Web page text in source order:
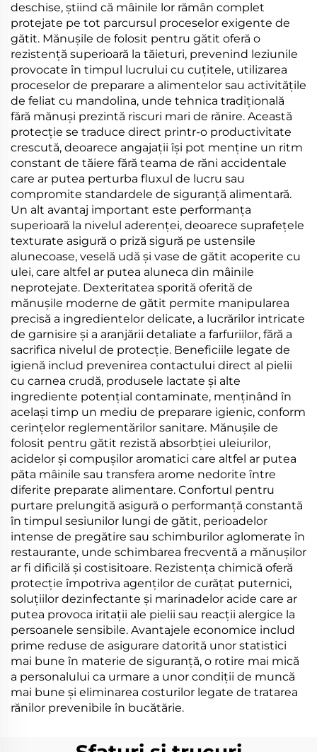
deschise, știind că mâinile lor rămân complet
protejate pe tot parcursul proceselor exigente de
gătit. Mănușile de folosit pentru gătit oferă o
rezistență superioară la tăieturi, prevenind leziunile
provocate în timpul lucrului cu cuțitele, utilizarea
proceselor de preparare a alimentelor sau activitățile
de feliat cu mandolina, unde tehnica tradițională
fără mănuși prezintă riscuri mari de rănire. Această
protecție se traduce direct printr-o productivitate
crescută, deoarece angajații își pot menține un ritm
constant de tăiere fără teama de răni accidentale
care ar putea perturba fluxul de lucru sau
compromite standardele de siguranță alimentară.
Un alt avantaj important este performanța
superioară la nivelul aderenței, deoarece suprafețele
texturate asigură o priză sigură pe ustensile
alunecoase, veselă udă și vase de gătit acoperite cu
ulei, care altfel ar putea aluneca din mâinile
neprotejate. Dexteritatea sporită oferită de
mănușile moderne de gătit permite manipularea
precisă a ingredientelor delicate, a lucrărilor intricate
de garnisire și a aranjării detaliate a farfuriilor, fără a
sacrifica nivelul de protecție. Beneficiile legate de
igienă includ prevenirea contactului direct al pielii
cu carnea crudă, produsele lactate și alte
ingrediente potențial contaminate, menținând în
același timp un mediu de preparare igienic, conform
cerințelor reglementărilor sanitare. Mănușile de
folosit pentru gătit rezistă absorbției uleiurilor,
acidelor și compușilor aromatici care altfel ar putea
păta mâinile sau transfera arome nedorite între
diferite preparate alimentare. Confortul pentru
purtare prelungită asigură o performanță constantă
în timpul sesiunilor lungi de gătit, perioadelor
intense de pregătire sau schimburilor aglomerate în
restaurante, unde schimbarea frecventă a mănușilor
ar fi dificilă și costisitoare. Rezistența chimică oferă
protecție împotriva agenților de curățat puternici,
soluțiilor dezinfectante și marinadelor acide care ar
putea provoca iritații ale pielii sau reacții alergice la
persoanele sensibile. Avantajele economice includ
prime reduse de asigurare datorită unor statistici
mai bune în materie de siguranță, o rotire mai mică
a personalului ca urmare a unor condiții de muncă
mai bune și eliminarea costurilor legate de tratarea
rănilor prevenibile în bucătărie.